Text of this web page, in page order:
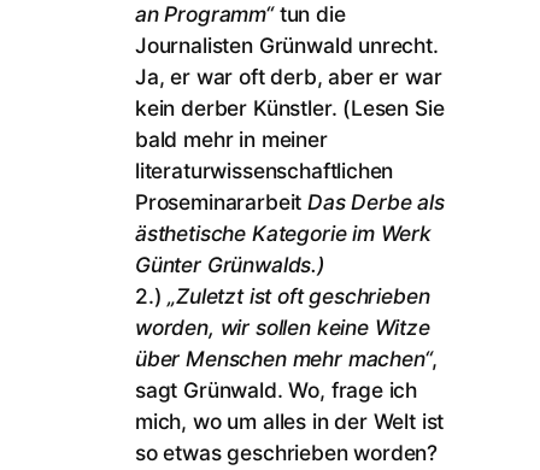
an Programm“tun die
Journalisten Grünwald unrecht.
Ja, er war oft derb, aber er war
kein derber Künstler. (Lesen Sie
bald mehr in meiner
literaturwissenschaftlichen
ProseminararbeitDas Derbe als
ästhetische Kategorie im Werk
Günter Grünwalds.)
2.)„Zuletzt ist oft geschrieben
worden, wir sollen keine Witze
über Menschen mehr machen“,
sagt Grünwald. Wo, frage ich
mich, wo um alles in der Welt ist
so etwas geschrieben worden?